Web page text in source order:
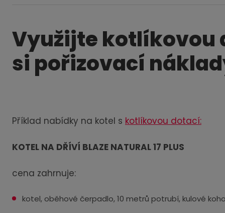
Využijte kotlíkovou
si pořizovací
Příklad nabídky na kotel s kotlíkovou dotací:
KOTEL NA DŘÍVÍ BLAZE NATURAL 17 PLUS
cena zahrnuje:
kotel, oběhové čerpadlo, 10 metrů potrubí, kulové